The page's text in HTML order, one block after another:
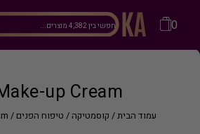
0
up Cream
עמוד הבית/ קוסמטיקה / טיפוח הפנים / Pre Make-up Cream